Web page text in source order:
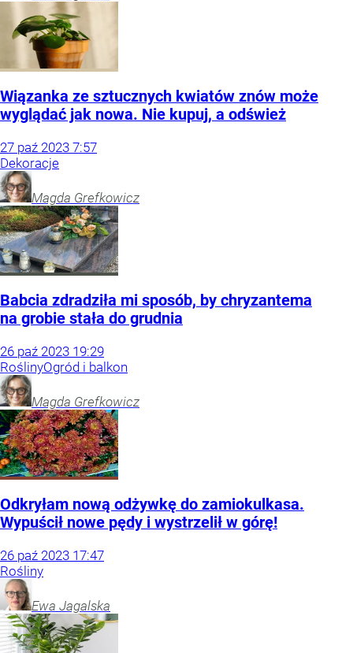
Wiązanka ze sztucznych kwiatów znów może
wyglądać jak nowa. Nie kupuj, a odśwież
27 paź 2023 7:57
Dekoracje
Magda Grefkowicz
Babcia zdradziła mi sposób, by chryzantema
na grobie stała do grudnia
26 paź 2023 19:29
RoślinyOgród i balkon
Magda Grefkowicz
Odkryłam nową odżywkę do zamiokulkasa.
Wypuścił nowe pędy i wystrzelił w górę!
26 paź 2023 17:47
Rośliny
Ewa Jagalska